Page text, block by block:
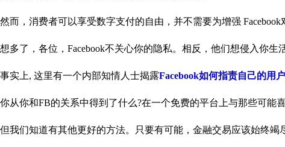
然而，消费者可以享受数字支付的自由，并不需要为增强 Facebook
想多了，各位，Facebook不关心你的隐私。相反，他们想侵入你
事实上, 这里有一个内部知情人士揭露Facebook如何指责自己的用户
你从你和FB的关系中得到了什么?在一个免费的平台上与那些可能
但我们知道有其他更好的方法。只要有可能，金融交易应该始终竭